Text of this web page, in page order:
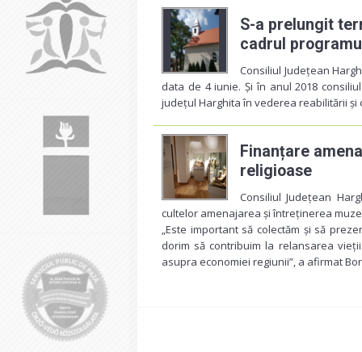
S-a prelungit
cadrul
Consiliul Județean
data de 4 iunie. Și în anul 2018
județul Harghita în vederea reabilitării
Finanțare
religioase
Consiliul Județean
cultelor amenajarea și întreținerea
„Este important să colectăm și să
dorim să contribuim la relansarea
asupra economiei regiunii”, a afirmat